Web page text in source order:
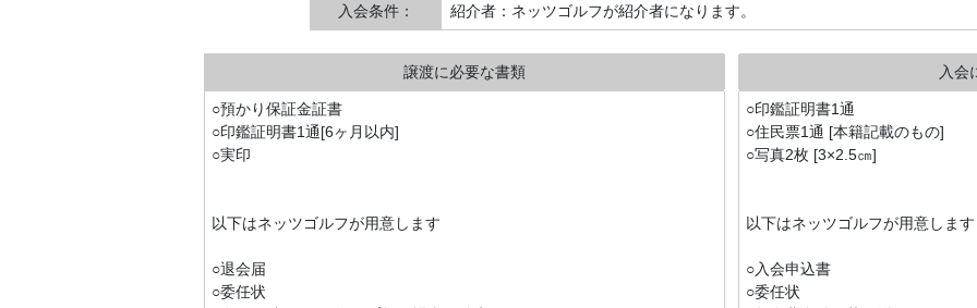
入会条件： 紹介者：ネッツゴルフが紹介者になります。
譲渡に必要な書類 入会
○預かり保証金証書
○印鑑証明書1通[6ヶ月以内]
○実印
以下はネッツゴルフが用意します
○退会届
○委任状
○印鑑証明書1通
○住民票1通 [本籍記載のもの]
○写真2枚 [3×2.5㎝]
以下はネッツゴルフが用意します
○入会申込書
○委任状